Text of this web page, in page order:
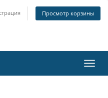
Просмотр корзины